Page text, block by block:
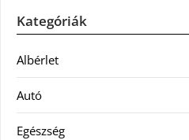
Kategóriák
Albérlet
Autó
Egészség